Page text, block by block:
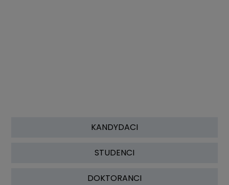
KANDYDACI
STUDENCI
DOKTORANCI